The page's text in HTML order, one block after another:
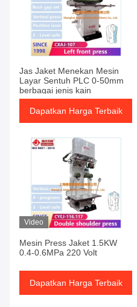
Jas Jaket Menekan Mesin
Layar Sentuh PLC 0-50mm
berbagai jenis kain
Dapatkan Harga Terbaik
Video
Mesin Press Jaket 1.5KW
0.4-0.6MPa 220 Volt
Dapatkan Harga Terbaik